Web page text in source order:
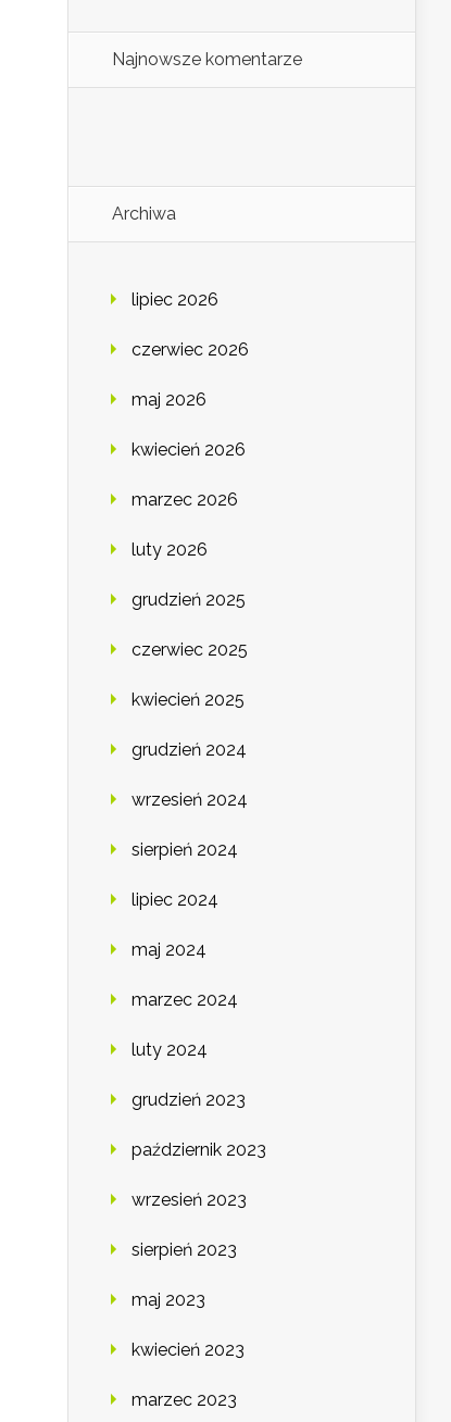
Najnowsze komentarze
Archiwa
lipiec 2026
czerwiec 2026
maj 2026
kwiecień 2026
marzec 2026
luty 2026
grudzień 2025
czerwiec 2025
kwiecień 2025
grudzień 2024
wrzesień 2024
sierpień 2024
lipiec 2024
maj 2024
marzec 2024
luty 2024
grudzień 2023
październik 2023
wrzesień 2023
sierpień 2023
maj 2023
kwiecień 2023
marzec 2023